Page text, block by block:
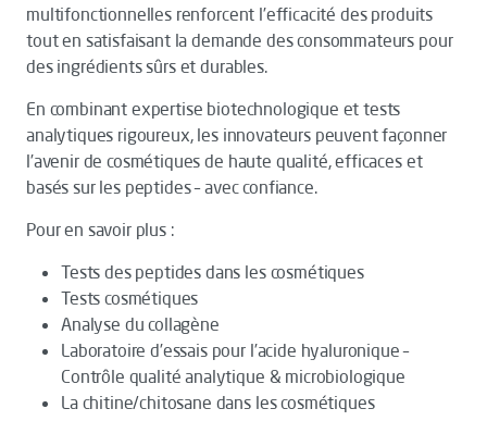
multifonctionnelles renforcent l’efficacité des produits
tout en satisfaisant la demande des consommateurs pour
des ingrédients sûrs et durables.
En combinant expertise biotechnologique et tests
analytiques rigoureux, les innovateurs peuvent façonner
l’avenir de cosmétiques de haute qualité, efficaces et
basés sur les peptides – avec confiance.
Pour en savoir plus :
Tests des peptides dans les cosmétiques
Tests cosmétiques
Analyse du collagène
Laboratoire d’essais pour l’acide hyaluronique –
Contrôle qualité analytique & microbiologique
La chitine/chitosane dans les cosmétiques